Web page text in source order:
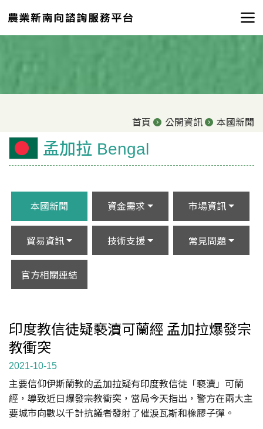
首頁 公開資訊 本國新聞
孟加拉 Bengal
本國新聞 資金需求 市場資訊
貿易資訊 技術支援 常見問題
官方相關連結
印度教信徒疑褻瀆可蘭經 孟加拉爆發宗
教衝突
2021-10-15
主要信仰伊斯蘭教的孟加拉疑有印度教信徒「褻瀆」可蘭
經，導致近日爆發宗教衝突，當局今天指出，警方在兩大主
要城市向數以千計抗議者發射了催淚瓦斯和橡膠子彈。